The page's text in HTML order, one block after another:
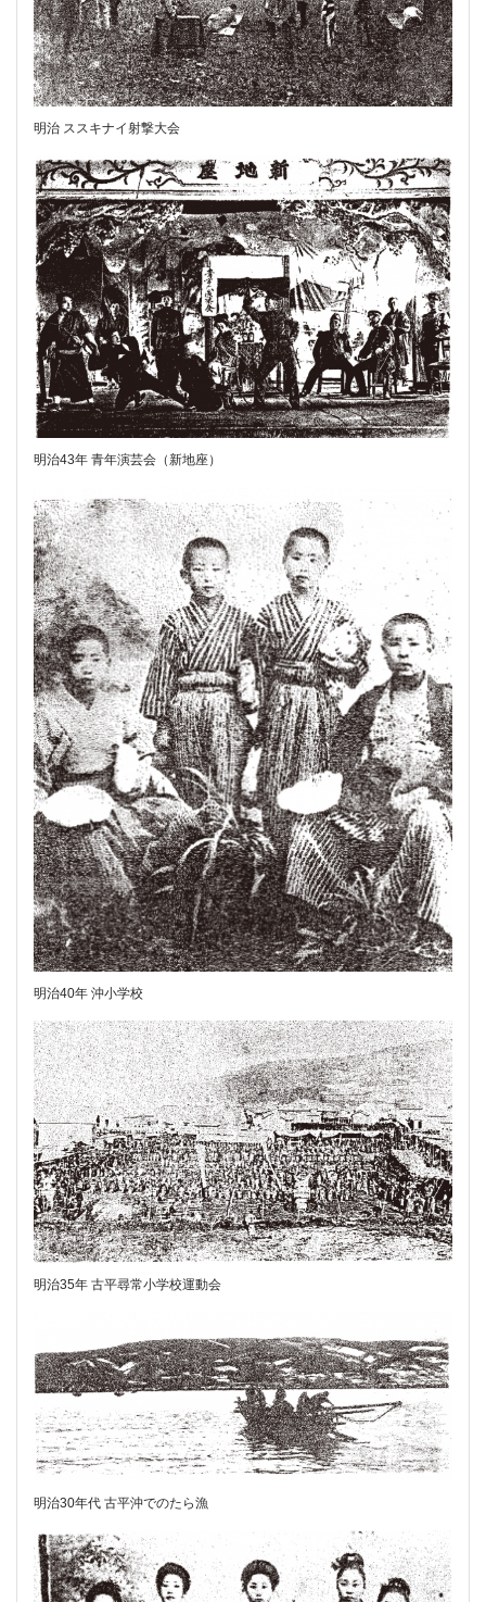
明治 ススキナイ射撃大会
明治43年 青年演芸会（新地座）
明治40年 沖小学校
明治35年 古平尋常小学校運動会
明治30年代 古平沖でのたら漁